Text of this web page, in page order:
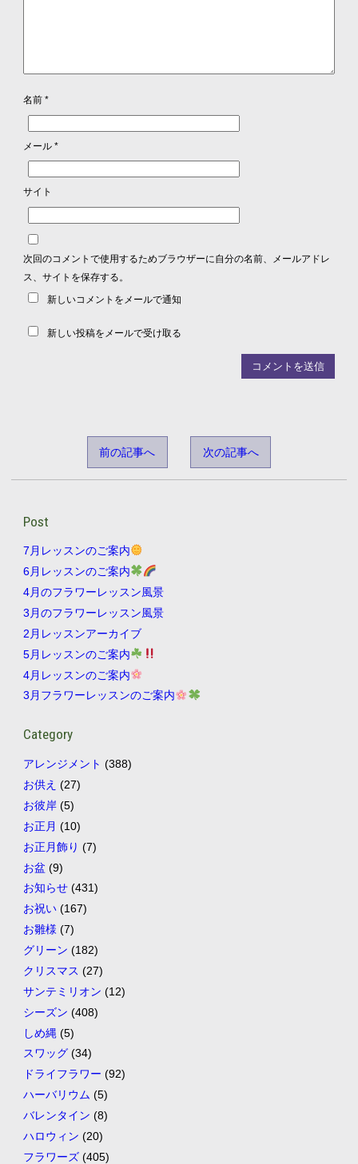
名前 *
メール *
サイト
次回のコメントで使用するためブラウザーに自分の名前、メールアドレ
ス、サイトを保存する。
新しいコメントをメールで通知
新しい投稿をメールで受け取る
前の記事へ 次の記事へ
Post
7月レッスンのご案内
6月レッスンのご案内
4月のフラワーレッスン風景
3月のフラワーレッスン風景
2月レッスンアーカイブ
5月レッスンのご案内
4月レッスンのご案内
3月フラワーレッスンのご案内
Category
アレンジメント (388)
お供え (27)
お彼岸(5)
お正月 (10)
お正月飾り (7)
お盆 (9)
お知らせ(431)
お祝い(167)
お雛様 (7)
グリーン (182)
クリスマス (27)
サンテミリオン (12)
シーズン (408)
しめ縄 (5)
スワッグ(34)
ドライフラワー (92)
ハーバリウム (5)
バレンタイン (8)
ハロウィン (20)
フラワーズ(405)